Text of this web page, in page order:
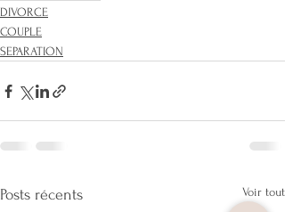
DIVORCE
COUPLE
SEPARATION
Posts récents Voir tout